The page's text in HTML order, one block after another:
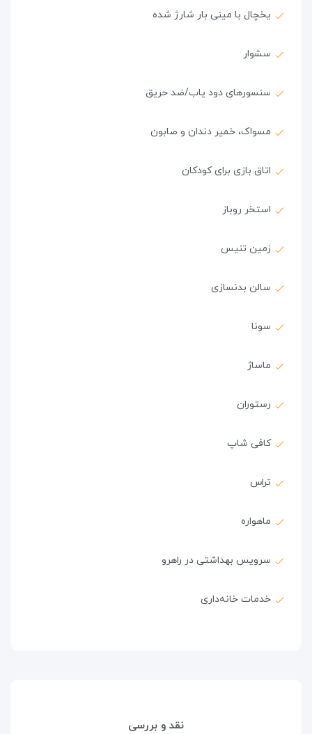
یخچال با مینی بار شارژ شده
سشوار
سنسورهای دود یاب/ضد حریق
مسواک، خمیر دندان و صابون
اتاق بازی برای کودکان
استخر روباز
زمین تنیس
سالن بدنسازی
سونا
ماساژ
رستوران
کافی شاپ
تراس
ماهواره
سرویس بهداشتی در راهرو
خدمات خانه‌داری
نقد و بررسی